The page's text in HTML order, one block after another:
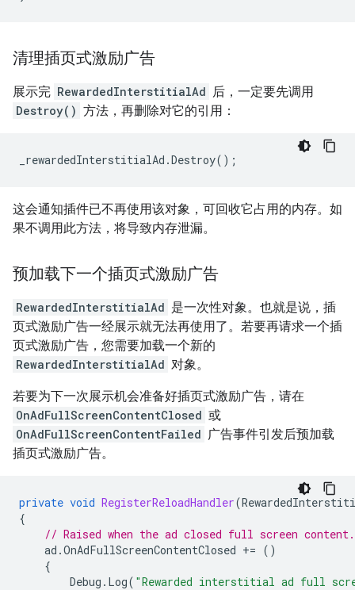
清理插页式激励广告
展示完 RewardedInterstitialAd 后，一定要先调用
Destroy() 方法，再删除对它的引用：
_rewardedInterstitialAd .Destroy();
这会通知插件已不再使用该对象，可回收它占用的内存。如
果不调用此方法，将导致内存泄漏。
预加载下一个插页式激励广告
RewardedInterstitialAd 是一次性对象。也就是说，插
页式激励广告一经展示就无法再使用了。若要再请求一个插
页式激励广告，您需要加载一个新的
RewardedInterstitialAd 对象。
若要为下一次展示机会准备好插页式激励广告，请在
OnAdFullScreenContentClosed 或
OnAdFullScreenContentFailed 广告事件引发后预加载
插页式激励广告。
private void RegisterReloadHandler(
{
// Raised when the ad closed full screen content.
ad .OnAdFullScreenContentClosed += ()
{
Debug . Log( "Rewarded interstitial ad full